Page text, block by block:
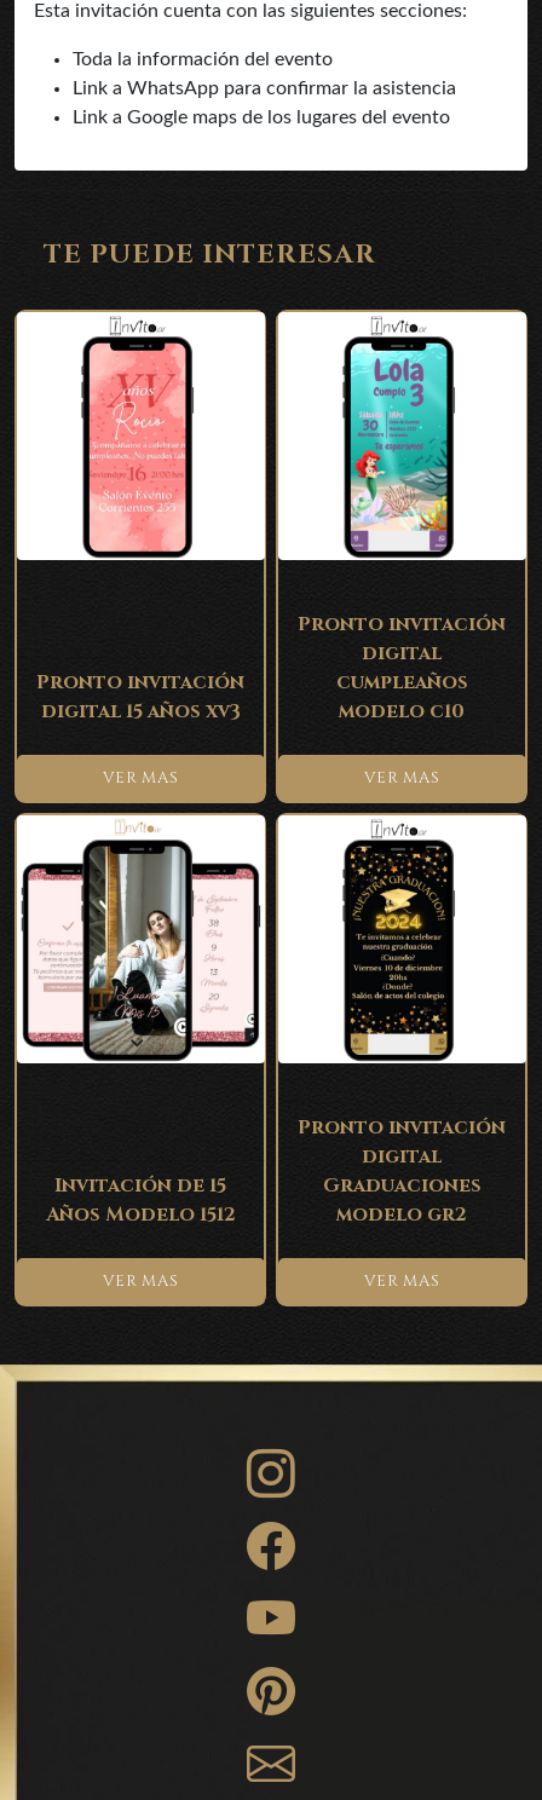
Esta invitación cuenta con las siguientes secciones:
Toda la información del evento
Link a WhatsApp para confirmar la asistencia
Link a Google maps de los lugares del evento
TE PUEDE INTERESAR
Pronto invitación
digital 15 años xv3
VER MAS
Pronto invitación
digital
cumpleaños
modelo c10
VER MAS
Invitación de 15
Años Modelo 1512
VER MAS
Pronto invitación
digital
Graduaciones
modelo gr2
VER MAS